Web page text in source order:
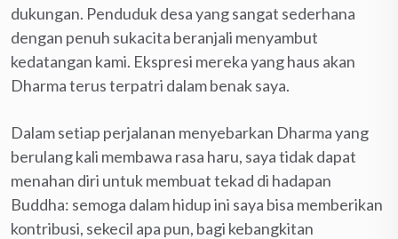
dukungan. Penduduk desa yang sangat sederhana
dengan penuh sukacita beranjali menyambut
kedatangan kami. Ekspresi mereka yang haus akan
Dharma terus terpatri dalam benak saya.
Dalam setiap perjalanan menyebarkan Dharma yang
berulang kali membawa rasa haru, saya tidak dapat
menahan diri untuk membuat tekad di hadapan
Buddha: semoga dalam hidup ini saya bisa memberikan
kontribusi, sekecil apa pun, bagi kebangkitan